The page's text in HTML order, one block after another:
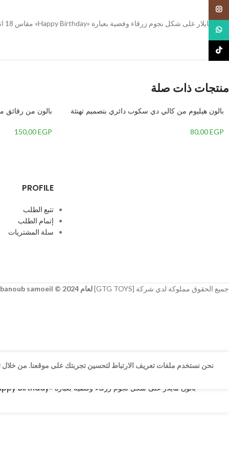
بالون مايلار على شكل نجوم زرقاء وفضية بعبارة «Happy Birthday» مقاس 18 انش
منتجات ذات صلة
بالون هيليوم من كالي دي سكوب دائري بتصميم تهنئة
80,00EGP
150,00EGP
PROFILE
تتبع الطلب
إتمام الطلب
سلة المشتريات
جميع الحقوق مملوكة لدي شركة [GTG TOYS] لعام 2024 © developer samoeil
WhatsApp
نحن نستخدم ملفات تعريف الارتباط لتحسين تجربتك على موقعنا. من خلال
بالون مايلار على شكل نجوم زرقاء وفضية بعبارة «Happy Birthday» مقاس 18 انش